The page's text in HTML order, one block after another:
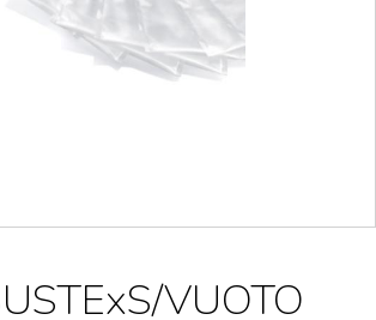
VUOTO